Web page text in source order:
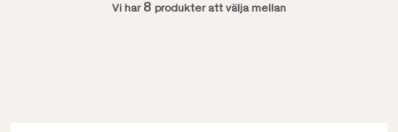
Vi har 8 produkter att välja mellan